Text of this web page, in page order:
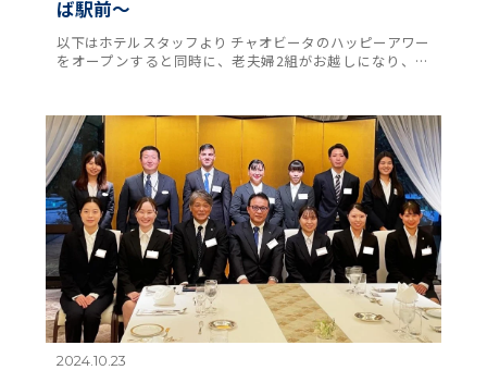
ば駅前～
以下はホテルスタッフより チャオビータのハッピーアワー
をオープンすると同時に、老夫婦2組がお越しになり、ハ
2024.10.23